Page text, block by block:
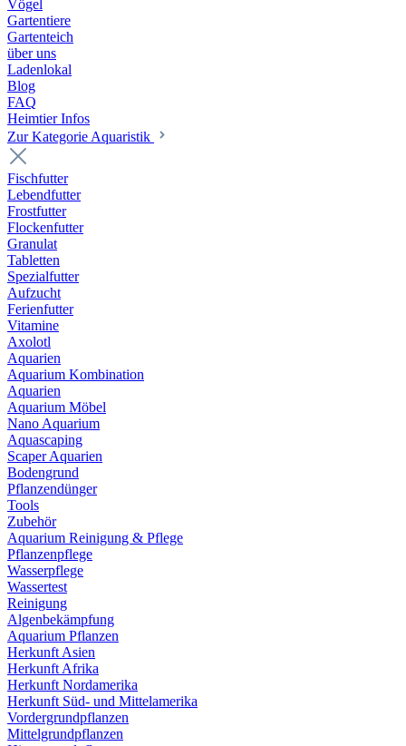
Vögel
Gartentiere
Gartenteich
über uns
Ladenlokal
Blog
FAQ
Heimtier Infos
Zur Kategorie Aquaristik
Fischfutter
Lebendfutter
Frostfutter
Flockenfutter
Granulat
Tabletten
Spezialfutter
Aufzucht
Ferienfutter
Vitamine
Axolotl
Aquarien
Aquarium Kombination
Aquarien
Aquarium Möbel
Nano Aquarium
Aquascaping
Scaper Aquarien
Bodengrund
Pflanzendünger
Tools
Zubehör
Aquarium Reinigung & Pflege
Pflanzenpflege
Wasserpflege
Wassertest
Reinigung
Algenbekämpfung
Aquarium Pflanzen
Herkunft Asien
Herkunft Afrika
Herkunft Nordamerika
Herkunft Süd- und Mittelamerika
Vordergrundpflanzen
Mittelgrundpflanzen